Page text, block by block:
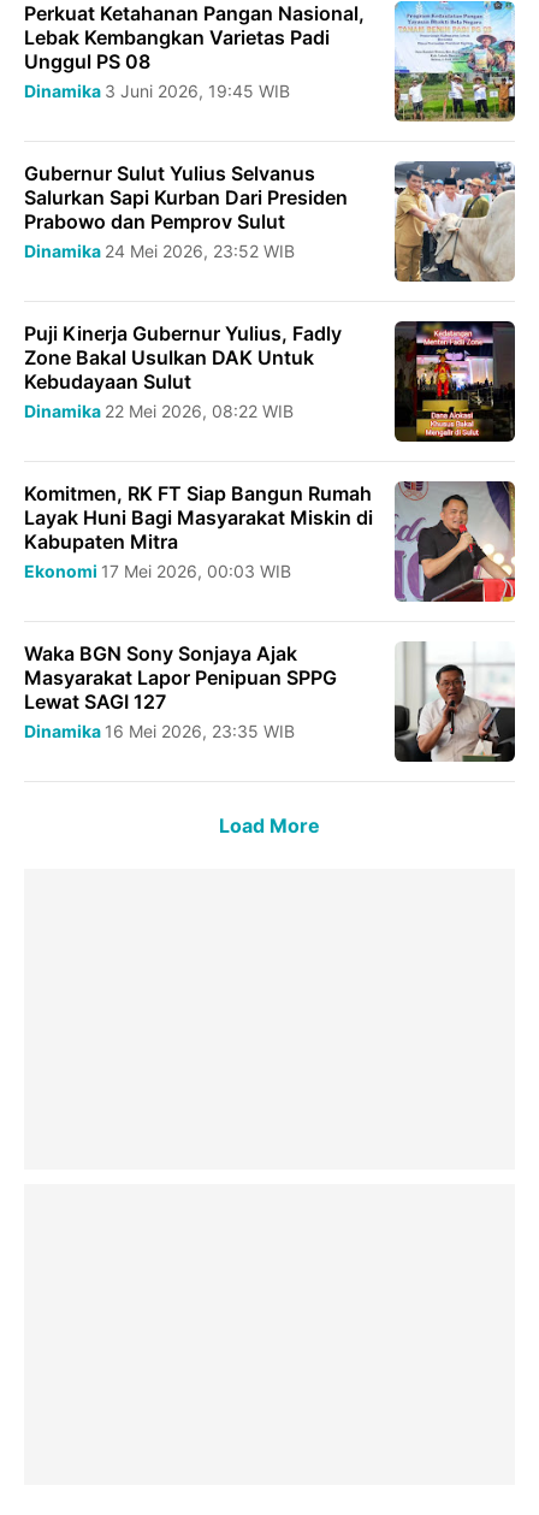
Perkuat Ketahanan Pangan Nasional,
Lebak Kembangkan Varietas Padi
Unggul PS 08
Dinamika 3 Juni 2026, 19:45 WIB
Gubernur Sulut Yulius Selvanus
Salurkan Sapi Kurban Dari Presiden
Prabowo dan Pemprov Sulut
Dinamika 24 Mei 2026, 23:52 WIB
Puji Kinerja Gubernur Yulius, Fadly
Zone Bakal Usulkan DAK Untuk
Kebudayaan Sulut
Dinamika 22 Mei 2026, 08:22 WIB
Komitmen, RK FT Siap Bangun Rumah
Layak Huni Bagi Masyarakat Miskin di
Kabupaten Mitra
Ekonomi 17 Mei 2026, 00:03 WIB
Waka BGN Sony Sonjaya Ajak
Masyarakat Lapor Penipuan SPPG
Lewat SAGI 127
Dinamika 16 Mei 2026, 23:35 WIB
Load More